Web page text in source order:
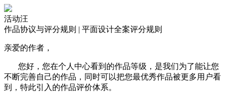
活动汪
作品协议与评分规则 | 平面设计全案评分规则
亲爱的作者，
您好，您在个人中心看到的作品等级，是我们为了能让您
不断完善自己的作品，同时可以把您最优秀作品被更多用户看
到，特此引入的作品评价体系。